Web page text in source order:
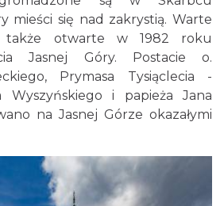
mieści się nad zakrystią. Warte
także otwarte w 1982 roku
Jasnej Góry. Postacie o.
Prymasa Tysiąclecia -
Wyszyńskiego i papieża Jana
na Jasnej Górze okazałymi